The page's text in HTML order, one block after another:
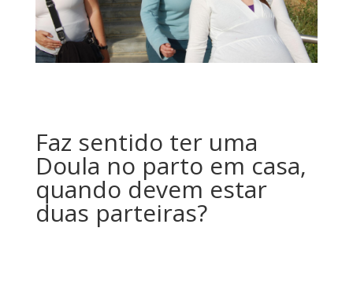
Faz sentido ter uma
Doula no parto em casa,
quando devem estar
duas parteiras?